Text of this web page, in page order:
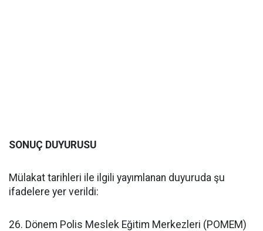
SONUÇ DUYURUSU
Mülakat tarihleri ile ilgili yayımlanan duyuruda şu
ifadelere yer verildi:
26. Dönem Polis Meslek Eğitim Merkezleri (POMEM)